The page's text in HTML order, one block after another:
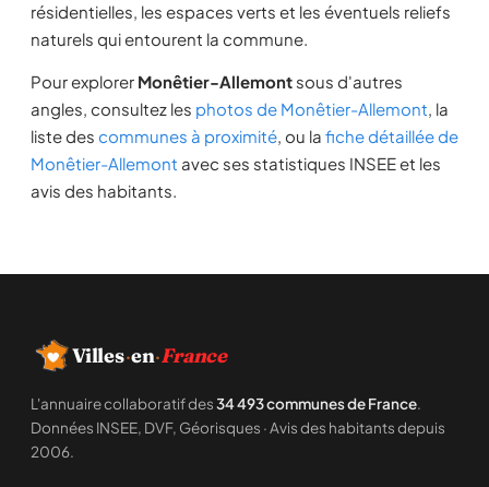
résidentielles, les espaces verts et les éventuels reliefs
naturels qui entourent la commune.
Pour explorer Monêtier-Allemont sous d'autres
angles, consultez les photos de Monêtier-Allemont, la
liste des communes à proximité, ou la fiche détaillée de
Monêtier-Allemont avec ses statistiques INSEE et les
avis des habitants.
Villes·en·France
L'annuaire collaboratif des34 493 communes de France.
Données INSEE, DVF, Géorisques · Avis des habitants depuis
2006.